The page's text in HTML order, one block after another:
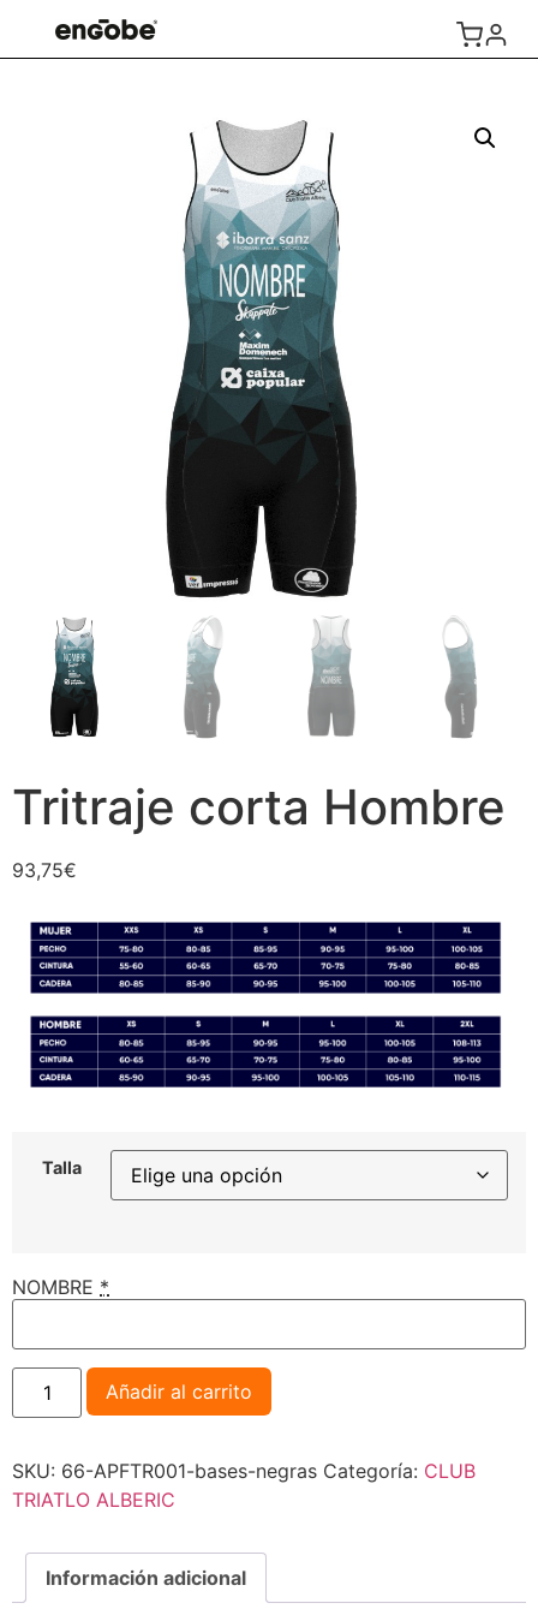
Tritraje corta Hombre
93,75€
Talla
NOMBRE *
Añadir al carrito
SKU: 66-APFTR001-bases-negras Categoría: CLUB
TRIATLO ALBERIC
Información adicional